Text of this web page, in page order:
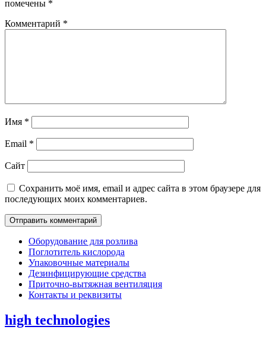
помечены *
Комментарий *
Имя *
Email *
Сайт
Сохранить моё имя, email и адрес сайта в этом браузере для
последующих моих комментариев.
Оборудование для розлива
Поглотитель кислорода
Упаковочные материалы
Дезинфицирующие средства
Приточно-вытяжная вентиляция
Контакты и реквизиты
high technologies